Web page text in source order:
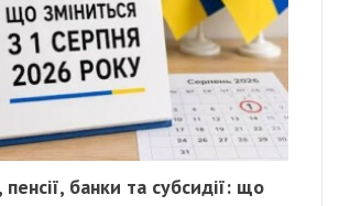
пенсії, банки та субсидії: що